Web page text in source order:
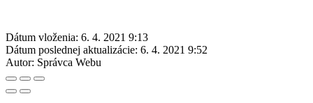
Dátum vloženia: 6. 4. 2021 9:13
Dátum poslednej aktualizácie: 6. 4. 2021 9:52
Autor: Správca Webu